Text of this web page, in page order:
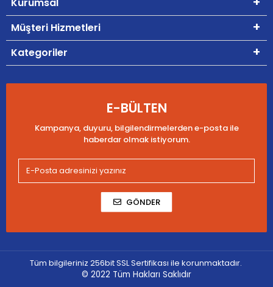
Müşteri Hizmetleri
Kategoriler
E-BÜLTEN
Kampanya, duyuru, bilgilendirmelerden e-posta ile
haberdar olmak istiyorum.
GÖNDER
Tüm bilgileriniz 256bit SSL Sertifikası ile korunmaktadır.
© 2022 Tüm Hakları Saklıdır